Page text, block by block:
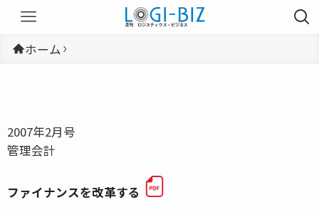
ホーム
2007年2月号
管理会計
ファイナンスを改革する